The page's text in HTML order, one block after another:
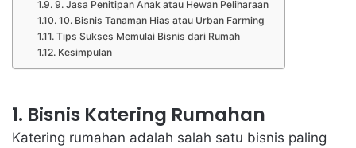
9. Jasa Penitipan Anak atau Hewan Peliharaan
10. Bisnis Tanaman Hias atau Urban Farming
Tips Sukses Memulai Bisnis dari Rumah
Kesimpulan
1. Bisnis Katering Rumahan
Katering rumahan adalah salah satu bisnis paling